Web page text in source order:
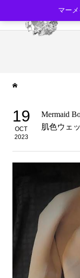
19
OCT
2023
Mermaid
肌色ウェ
マー